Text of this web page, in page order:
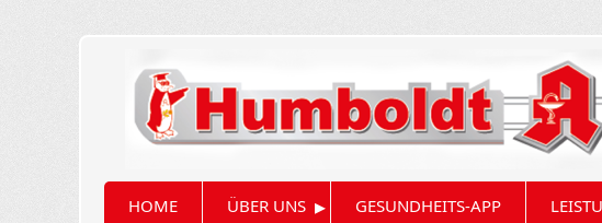
HOME ÜBER UNS ▸ GESUNDHEITS-APP